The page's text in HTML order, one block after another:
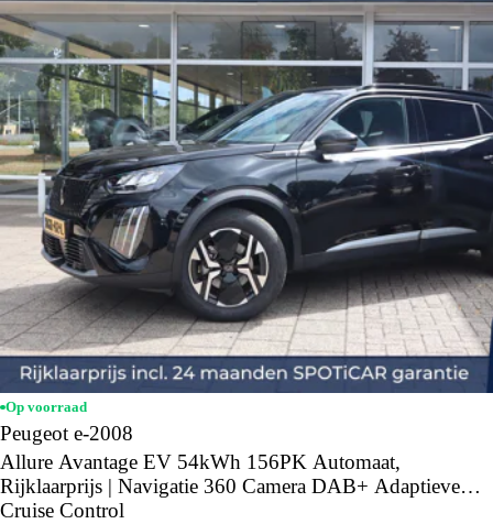
Op voorraad
Peugeot e-2008
Allure Avantage EV 54kWh 156PK Automaat,
Rijklaarprijs | Navigatie 360 Camera DAB+ Adaptieve
Cruise Control